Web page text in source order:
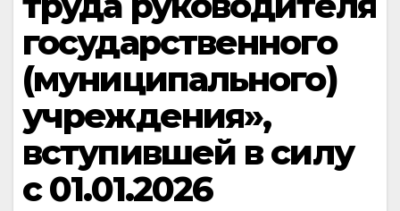
государственного
(муниципального)
учреждения»,
вступившей в силу
с 01.01.2026